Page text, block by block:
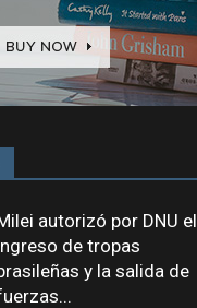
autorizó por DNU el
de tropas
y la salida de